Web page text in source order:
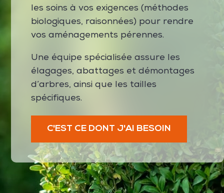
les soins à vos exigences (méthodes
biologiques, raisonnées) pour rendre
vos aménagements pérennes.
Une équipe spécialisée assure les
élagages, abattages et démontages
d’arbres, ainsi que les tailles
spécifiques.
C'EST CE DONT J'AI BESOIN